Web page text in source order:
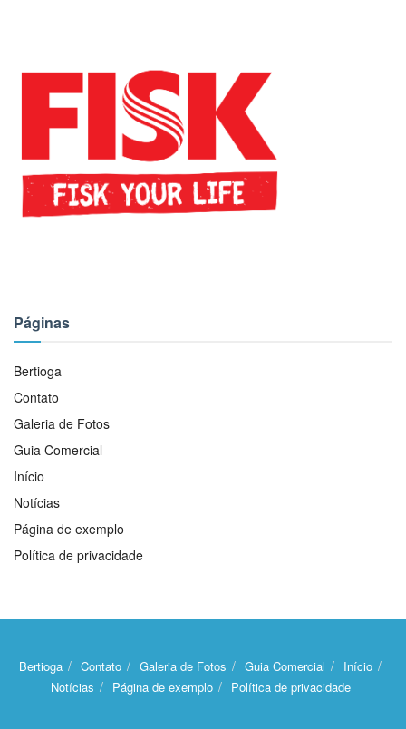
Páginas
Bertioga
Contato
Galeria de Fotos
Guia Comercial
Início
Notícias
Página de exemplo
Política de privacidade
Bertioga Contato Galeria de Fotos Guia Comercial
Início
Notícias
Página de exemplo Política de privacidade